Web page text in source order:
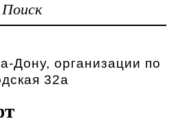
Поиск
Дону, организации по
32а